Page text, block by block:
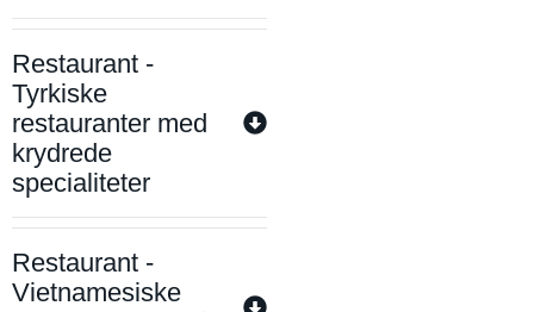
Restaurant -
Tyrkiske
restauranter med
krydrede
specialiteter
Restaurant -
Vietnamesiske